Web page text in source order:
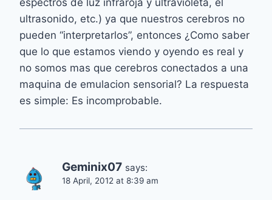
espectros de luz infraroja y ultravioleta, el
ultrasonido, etc.) ya que nuestros cerebros no
pueden “interpretarlos”, entonces ¿Como saber
que lo que estamos viendo y oyendo es real y
no somos mas que cerebros conectados a una
maquina de emulacion sensorial? La respuesta
es simple: Es incomprobable.
Geminix07 says:
18 April, 2012 at 8:39 am